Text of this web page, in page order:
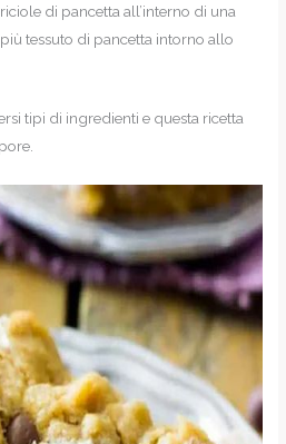
di pancetta all’interno di una
tessuto di pancetta intorno allo
tipi di ingredienti e questa ricetta